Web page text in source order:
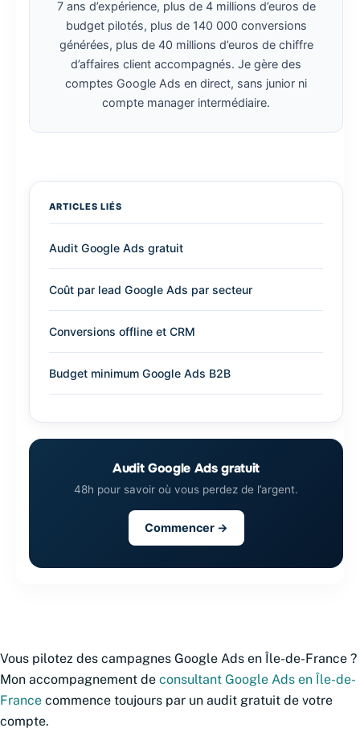
7 ans d’expérience, plus de 4 millions d’euros de
budget pilotés, plus de 140 000 conversions
générées, plus de 40 millions d’euros de chiffre
d’affaires client accompagnés. Je gère des
comptes Google Ads en direct, sans junior ni
compte manager intermédiaire.
ARTICLES LIÉS
Audit Google Ads gratuit
Coût par lead Google Ads par secteur
Conversions offline et CRM
Budget minimum Google Ads B2B
Audit Google Ads gratuit
48h pour savoir où vous perdez de l’argent.
Commencer →
Vous pilotez des campagnes Google Ads en Île-de-France ?
Mon accompagnement de consultant Google Ads en Île-de-
France commence toujours par un audit gratuit de votre
compte.